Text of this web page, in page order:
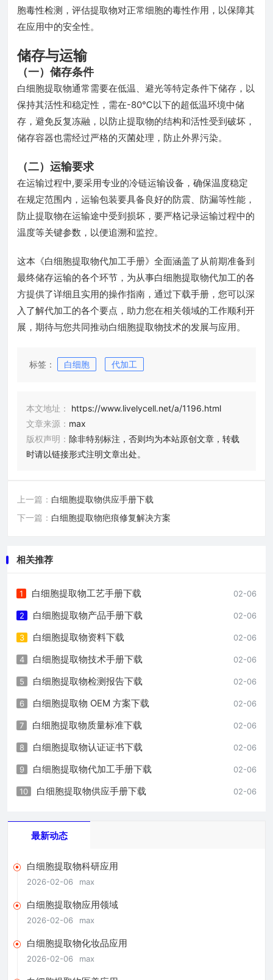
胞毒性检测，评估提取物对正常细胞的毒性作用，以保障其
在应用中的安全性。
储存与运输
（一）储存条件
白细胞提取物通常需要在低温、避光等特定条件下储存，以
保持其活性和稳定性，需在-80℃以下的超低温环境中储
存，避免反复冻融，以防止提取物的结构和活性受到破坏，
储存容器也需经过严格的灭菌处理，防止外界污染。
（二）运输要求
在运输过程中,要采用专业的冷链运输设备，确保温度稳定
在规定范围内，运输包装要具备良好的防震、防漏等性能，
防止提取物在运输途中受到损坏，要严格记录运输过程中的
温度等关键参数，以便追溯和监控。
这本《白细胞提取物代加工手册》全面涵盖了从前期准备到
最终储存运输的各个环节，为从事白细胞提取物代加工的各
方提供了详细且实用的操作指南，通过下载手册，您可以深
入了解代加工的各个要点，助力您在相关领域的工作顺利开
展，期待与您共同推动白细胞提取物技术的发展与应用。
标签： 白细胞 代加工
本文地址：
https://www.livelycell.net/a/1196.html
文章来源： max
版权声明： 除非特别标注，否则均为本站原创文章，转载
时请以链接形式注明文章出处。
上一篇： 白细胞提取物供应手册下载
下一篇： 白细胞提取物疤痕修复解决方案
相关推荐
02-06
1 白细胞提取物工艺手册下载
02-06
2 白细胞提取物产品手册下载
02-06
3 白细胞提取物资料下载
02-06
4 白细胞提取物技术手册下载
02-06
5 白细胞提取物检测报告下载
02-06
6 白细胞提取物 OEM 方案下载
02-06
7 白细胞提取物质量标准下载
02-06
8 白细胞提取物认证证书下载
02-06
9 白细胞提取物代加工手册下载
02-06
10 白细胞提取物供应手册下载
最新动态
白细胞提取物科研应用
2026-02-06 max
白细胞提取物应用领域
2026-02-06 max
白细胞提取物化妆品应用
2026-02-06 max